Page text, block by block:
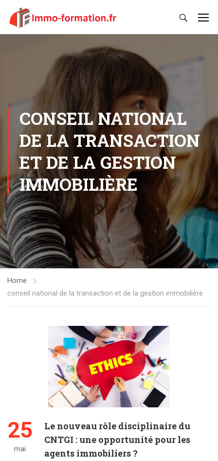
CONSEIL NATIONAL
DE LA TRANSACTION
ET DE LA GESTION
IMMOBILIÈRE
Home
conseil national de la transaction et de la gestion immobilière
25
mai
Le nouveau rôle disciplinaire du
CNTGI : une opportunité pour les
agents immobiliers ?